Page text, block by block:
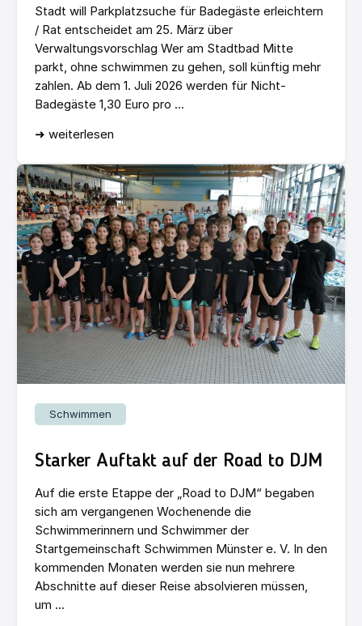
Stadt will Parkplatzsuche für Badegäste erleichtern
/ Rat entscheidet am 25. März über
Verwaltungsvorschlag Wer am Stadtbad Mitte
parkt, ohne schwimmen zu gehen, soll künftig mehr
zahlen. Ab dem 1. Juli 2026 werden für Nicht-
Badegäste 1,30 Euro pro ...
➜ weiterlesen
Schwimmen
Starker Auftakt auf der Road to DJM
Auf die erste Etappe der „Road to DJM“ begaben
sich am vergangenen Wochenende die
Schwimmerinnern und Schwimmer der
Startgemeinschaft Schwimmen Münster e. V. In den
kommenden Monaten werden sie nun mehrere
Abschnitte auf dieser Reise absolvieren müssen,
um ...